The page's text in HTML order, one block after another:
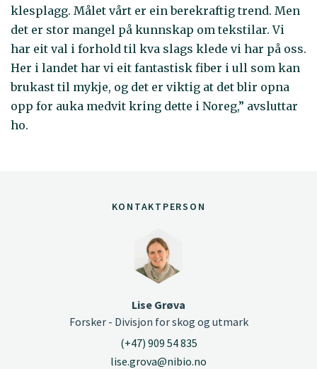
klesplagg. Målet vårt er ein berekraftig trend. Men
det er stor mangel på kunnskap om tekstilar. Vi
har eit val i forhold til kva slags klede vi har på oss.
Her i landet har vi eit fantastisk fiber i ull som kan
brukast til mykje, og det er viktig at det blir opna
opp for auka medvit kring dette i Noreg,” avsluttar
ho.
KONTAKTPERSON
Lise Grøva
Forsker - Divisjon for skog og utmark
(+47) 909 54 835
lise.grova@nibio.no